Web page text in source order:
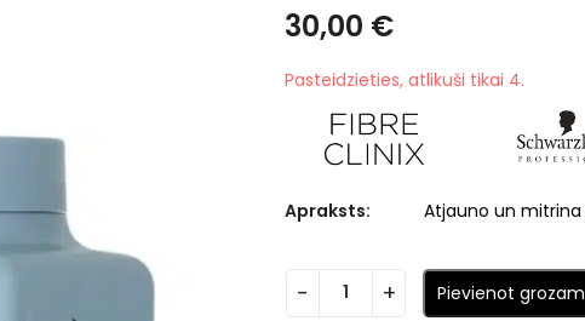
30,00 €
Pasteidzieties, atlikuši tikai 4.
Apraksts: Atjauno un
Pievienot grozam